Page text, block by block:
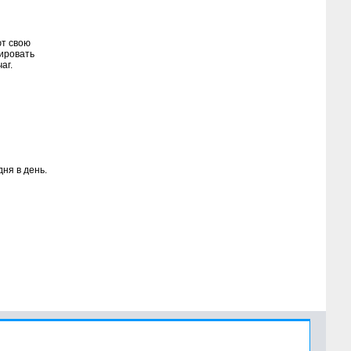
свою
в день.